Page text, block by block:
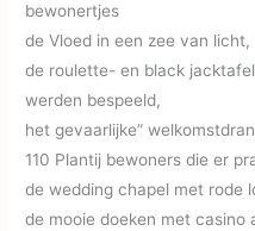
bewonertjes
de Vloed in een zee van licht,
de roulette- en black
werden bespeeld,
het gevaarlijke”
110 Plantij bewoners die er
de wedding chapel met rode
de mooie doeken met casino